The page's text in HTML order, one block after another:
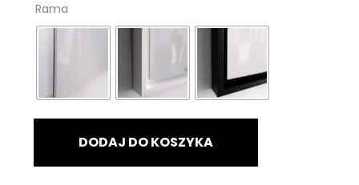
Rama
DODAJ DO KOSZYKA